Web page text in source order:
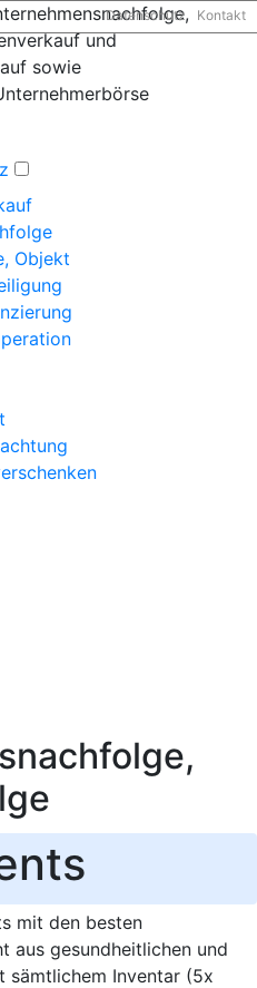
Datenschutz Kontakt
Objekt
mit den besten
aus gesundheitlichen und
sämtlichem Inventar (5x